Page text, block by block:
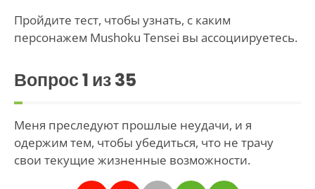
Пройдите тест, чтобы узнать, с каким
персонажем Mushoku Tensei вы ассоциируетесь.
Вопрос1 из 35
Меня преследуют прошлые неудачи, и я
одержим тем, чтобы убедиться, что не трачу
свои текущие жизненные возможности.